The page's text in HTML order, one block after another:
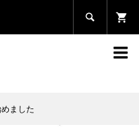


ました